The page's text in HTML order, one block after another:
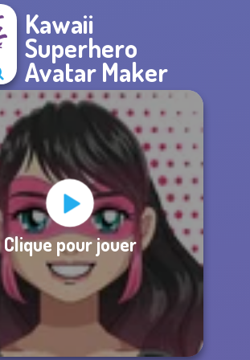
Kawaii
Superhero
Avatar Maker
Clique pour jouer